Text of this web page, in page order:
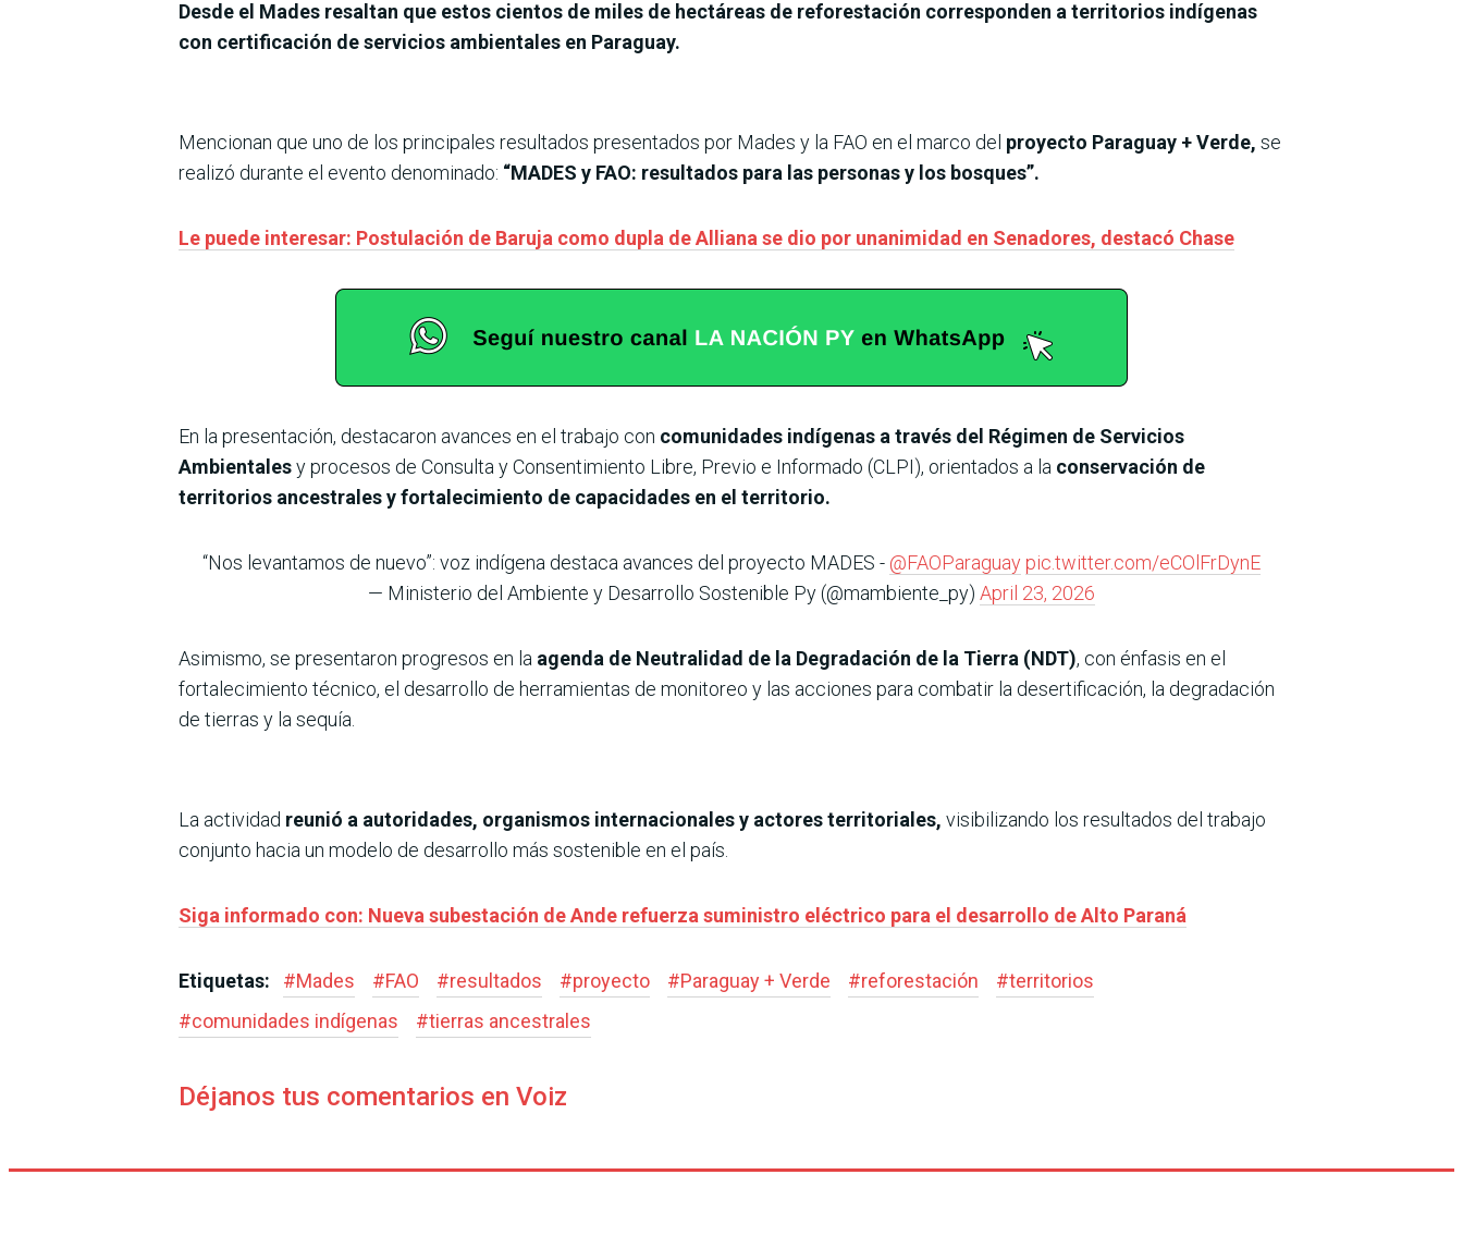
Desde el Mades resaltan que estos cientos de miles de hectáreas de reforestación corresponden a territorios indígenas
con certificación de servicios ambientales en Paraguay.
Mencionan que uno de los principales resultados presentados por Mades y la FAO en el marco del proyecto Paraguay + Verde, se
realizó durante el evento denominado: “MADES y FAO: resultados para las personas y los bosques”.
Le puede interesar: Postulación de Baruja como dupla de Alliana se dio por unanimidad en Senadores, destacó Chase
En la presentación, destacaron avances en el trabajo con comunidades indígenas a través del Régimen de Servicios
Ambientalesy procesos de Consulta y Consentimiento Libre, Previo e Informado (CLPI), orientados a la conservación de
territorios ancestrales y fortalecimiento de capacidades en el territorio.
“Nos levantamos de nuevo”: voz indígena destaca avances del proyecto MADES - @FAOParaguay pic.twitter.com/eCOlFrDynE
— Ministerio del Ambiente y Desarrollo Sostenible Py (@mambiente_py) April 23, 2026
Asimismo, se presentaron progresos en la agenda de Neutralidad de la Degradación de la Tierra (NDT), con énfasis en el
fortalecimiento técnico, el desarrollo de herramientas de monitoreo y las acciones para combatir la desertificación, la degradación
de tierras y la sequía.
La actividad reunió a autoridades, organismos internacionales y actores territoriales, visibilizando los resultados del trabajo
conjunto hacia un modelo de desarrollo más sostenible en el país.
Siga informado con: Nueva subestación de Ande refuerza suministro eléctrico para el desarrollo de Alto Paraná
Etiquetas: #Mades #FAO #resultados #proyecto #Paraguay + Verde #reforestación #territorios
#comunidades indígenas #tierras ancestrales
Déjanos tus comentarios en Voiz